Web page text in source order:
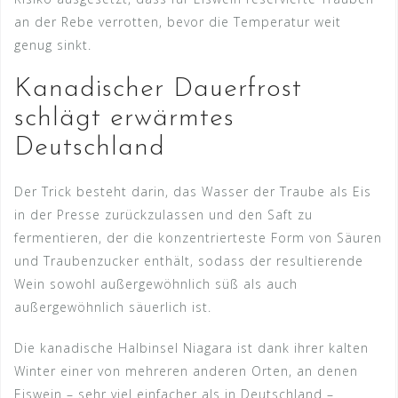
an der Rebe verrotten, bevor die Temperatur weit
genug sinkt.
Kanadischer Dauerfrost
schlägt erwärmtes
Deutschland
Der Trick besteht darin, das Wasser der Traube als Eis
in der Presse zurückzulassen und den Saft zu
fermentieren, der die konzentrierteste Form von Säuren
und Traubenzucker enthält, sodass der resultierende
Wein sowohl außergewöhnlich süß als auch
außergewöhnlich säuerlich ist.
Die kanadische Halbinsel Niagara ist dank ihrer kalten
Winter einer von mehreren anderen Orten, an denen
Eiswein – sehr viel einfacher als in Deutschland –